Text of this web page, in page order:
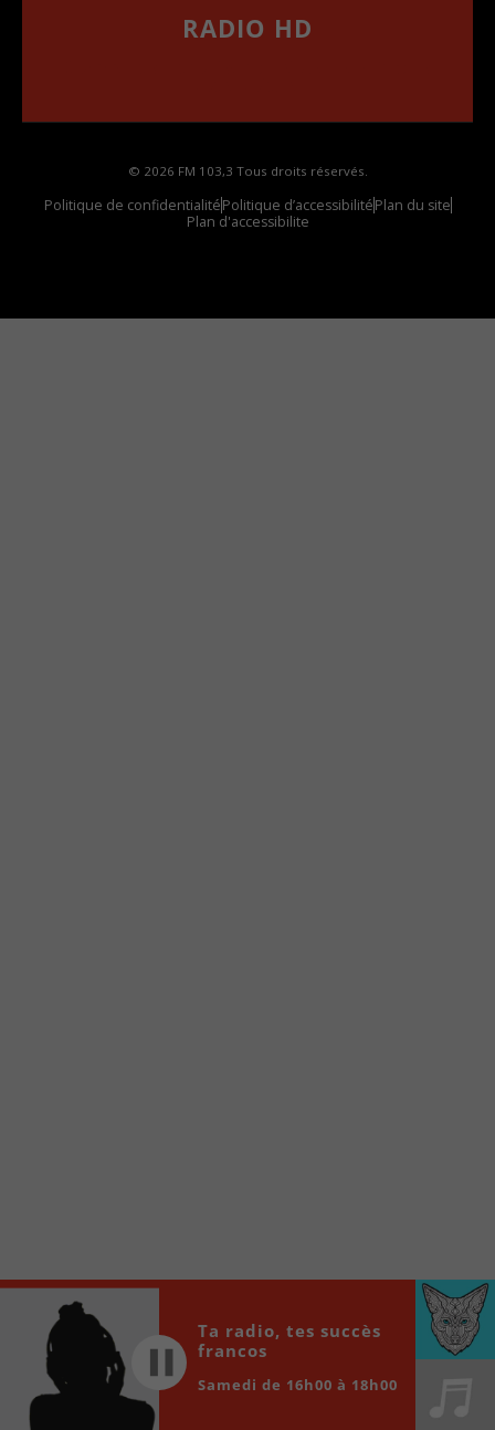
RADIO HD
© 2026 FM 103,3 Tous droits réservés.
Politique de confidentialitéPolitique d’accessibilitéPlan du site
Plan d'accessibilite
Audio
Player
00:00
Ta radio, tes succès
francos
Samedi de 16h00 à 18h00